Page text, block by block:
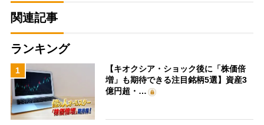
関連記事
ランキング
1
【キオクシア・ショック後に「株価倍
増」も期待できる注目銘柄5選】資産3
億円超・…